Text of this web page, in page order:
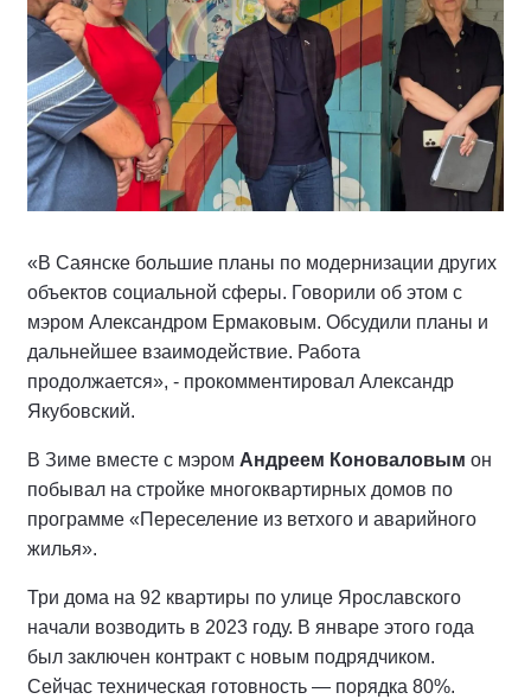
«В Саянске большие планы по модернизации других
объектов социальной сферы. Говорили об этом с
мэром Александром Ермаковым. Обсудили планы и
дальнейшее взаимодействие. Работа
продолжается», - прокомментировал Александр
Якубовский.
В Зиме вместе с мэром Андреем Коноваловым он
побывал на стройке многоквартирных домов по
программе «Переселение из ветхого и аварийного
жилья».
Три дома на 92 квартиры по улице Ярославского
начали возводить в 2023 году. В январе этого года
был заключен контракт с новым подрядчиком.
Сейчас техническая готовность — порядка 80%.